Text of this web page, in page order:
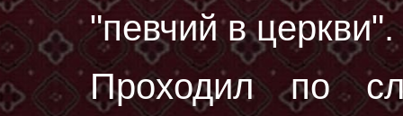
"певчий в церкви".
Проходил по